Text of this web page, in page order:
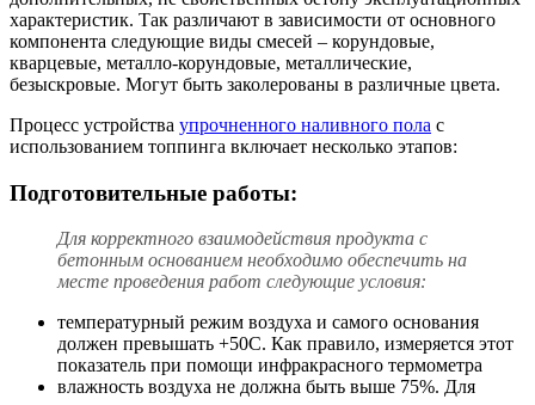
характеристик. Так различают в зависимости от основного
компонента следующие виды смесей – корундовые,
кварцевые, металло-корундовые, металлические,
безыскровые. Могут быть заколерованы в различные цвета.
Процесс устройства упрочненного наливного пола с
использованием топпинга включает несколько этапов:
Подготовительные работы:
Для корректного взаимодействия продукта с
бетонным основанием необходимо обеспечить на
месте проведения работ следующие условия:
температурный режим воздуха и самого основания
должен превышать +50С. Как правило, измеряется этот
показатель при помощи инфракрасного термометра
влажность воздуха не должна быть выше 75%. Для